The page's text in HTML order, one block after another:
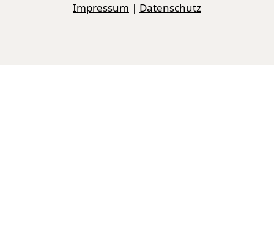
Impressum | Datenschutz